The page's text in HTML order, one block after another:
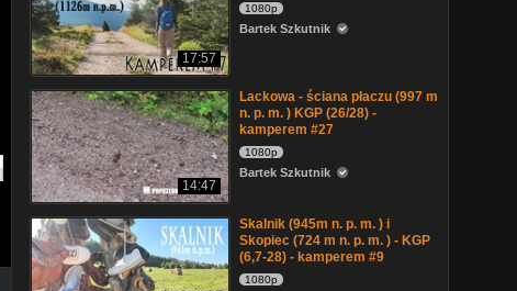
17:57
1080p
Bartek Szkutnik
14:47
Lackowa - ściana płaczu (997 m
n. p. m. ) KGP (26/28) -
kamperem #27
1080p
Bartek Szkutnik
Skalnik (945m n. p. m. ) i
Skopiec (724 m n. p. m. ) - KGP
(6,7-28) - kamperem #9
1080p